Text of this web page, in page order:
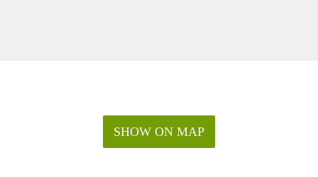
SHOW ON MAP